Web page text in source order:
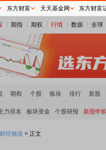
期指 期权 行情 数据 全球
期权 个股 板块 排行 新股
力排名 板块资金 个股研报 新股申购
财经频道 > 正文
东方财富 天天基金网 东方财富